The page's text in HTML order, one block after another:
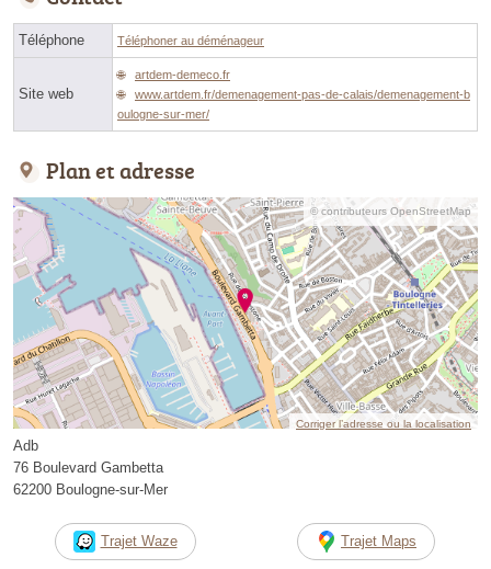
Téléphone Téléphoner au déménageur
Site web
artdem-demeco.fr
www.artdem.fr/demenagement-pas-de-calais/demenagement-b
oulogne-sur-mer/
Plan et adresse
© contributeurs OpenStreetMap
Corriger l’adresse ou la localisation
Adb
76 Boulevard Gambetta
62200 Boulogne-sur-Mer
Trajet Waze Trajet Maps